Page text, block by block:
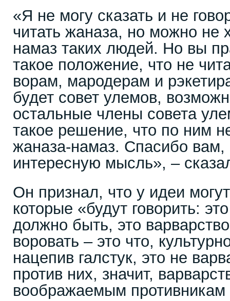
«Я не могу сказать и не
читать жаназа, но можно не
намаз таких людей. Но вы
такое положение, что не
ворам, мародерам и
будет совет улемов,
остальные члены совета
такое решение, что по ним
жаназа-намаз. Спасибо вам,
интересную мысль», –
Он признал, что у идеи
которые «будут говорить:
должно быть, это
воровать – это что,
нацепив галстук, это не
против них, значит,
воображаемым